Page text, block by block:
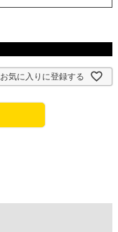
お気に入りに登録する